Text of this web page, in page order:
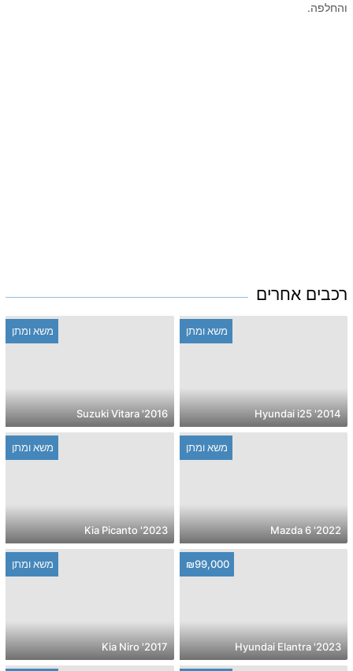
והחלפה.
רכבים אחרים
משא ומתן
2014' Hyundai i25
משא ומתן
2016' Suzuki Vitara
משא ומתן
2022' Mazda 6
משא ומתן
2023' Kia Picanto
₪99,000
2023' Hyundai Elantra
משא ומתן
2017' Kia Niro